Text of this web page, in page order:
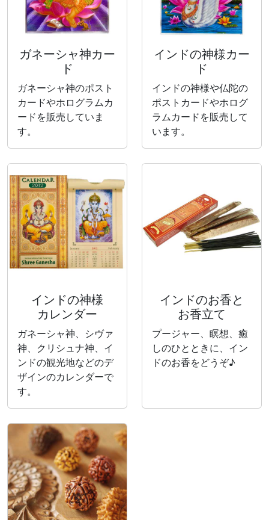
ガネーシャ神カー
ド
ガネーシャ神のポスト
カードやホログラムカ
ードを販売していま
す。
インドの神様カー
ド
インドの神様や仏陀の
ポストカードやホログ
ラムカードを販売して
います。
インドの神様
カレンダー
ガネーシャ神、シヴァ
神、クリシュナ神、イ
ンドの観光地などのデ
ザインのカレンダーで
す。
インドのお香と
お香立て
プージャー、瞑想、癒
しのひとときに、イン
ドのお香をどうぞ♪